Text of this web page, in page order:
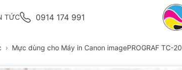
TỨC 0914 174 991
Mực dùng cho Máy in Canon imagePROGRAF TC-20